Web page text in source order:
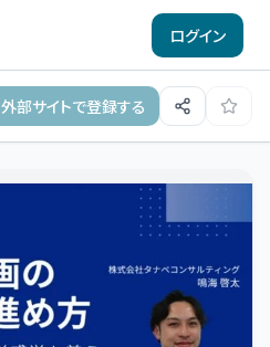
ログイン
外部サイトで登録する